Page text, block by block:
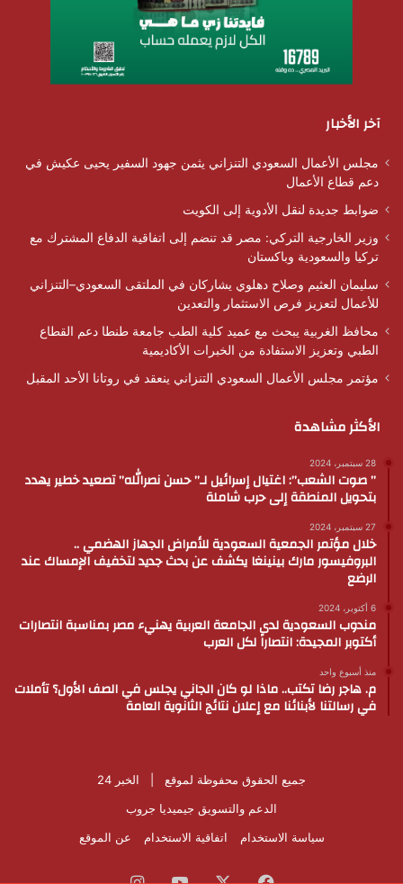
آخر الأخبار
مجلس الأعمال السعودي التنزاني يثمن جهود السفير يحيى عكيش في
دعم قطاع الأعمال
ضوابط جديدة لنقل الأدوية إلى الكويت
وزير الخارجية التركي: مصر قد تنضم إلى اتفاقية الدفاع المشترك مع
تركيا والسعودية وباكستان
سليمان العثيم وصلاح دهلوي يشاركان في الملتقى السعودي–التنزاني
للأعمال لتعزيز فرص الاستثمار والتعدين
محافظ الغربية يبحث مع عميد كلية الطب جامعة طنطا دعم القطاع
الطبي وتعزيز الاستفادة من الخبرات الأكاديمية
مؤتمر مجلس الأعمال السعودي التنزاني ينعقد في روتانا الأحد المقبل
الأكثر مشاهدة
28 سبتمبر، 2024
” صوت الشعب”: اغتيال إسرائيل لـ” حسن نصرالله” تصعيد خطير يهدد
بتحويل المنطقة إلى حرب شاملة
27 سبتمبر، 2024
خلال مؤتمر الجمعية السعودية للأمراض الجهاز الهضمي ..
البروفيسور مارك بينينغا يكشف عن بحث جديد لتخفيف الإمساك عند
الرضع
6 أكتوبر، 2024
مندوب السعودية لدى الجامعة العربية يهنيء مصر بمناسبة انتصارات
أكتوبر المجيدة: انتصاراً لكل العرب
منذ أسبوع واحد
م. هاجر رضا تكتب.. ماذا لو كان الجاني يجلس في الصف الأول؟ تأملات
في رسالتنا لأبنائنا مع إعلان نتائج الثانوية العامة
جميع الحقوق محفوظة لموقع | الخبر 24
الدعم والتسويق جيميديا جروب
سياسة الاستخدام
اتفاقية الاستخدام عن الموقع